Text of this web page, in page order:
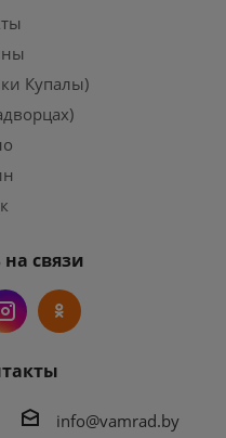
Купалы)
связи
info@vamrad.by